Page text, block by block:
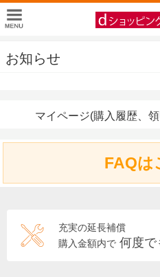
お知らせ
マイページ(購入履歴、
FAQは
充実の延長補償
購入金額内で 何度で